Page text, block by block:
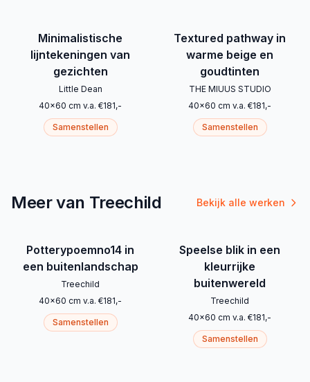
Minimalistische
lijntekeningen van
gezichten
Little Dean
40x60 cm v.a. €181,-
Samenstellen
Textured pathway in
warme beige en
goudtinten
THE MIUUS STUDIO
40x60 cm v.a. €181,-
Samenstellen
Meer van Treechild Bekijk alle werken
Potterypoemno14 in
een buitenlandschap
Treechild
40x60 cm v.a. €181,-
Samenstellen
Speelse blik in een
kleurrijke
buitenwereld
Treechild
40x60 cm v.a. €181,-
Samenstellen